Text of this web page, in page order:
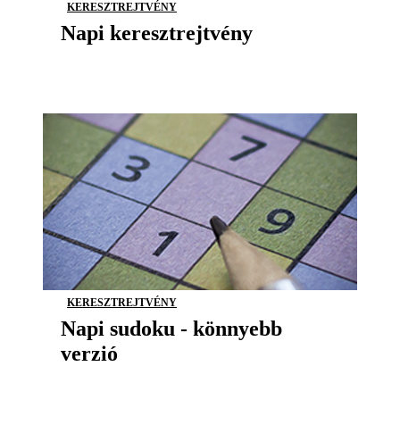
KERESZTREJTVÉNY
Napi keresztrejtvény
KERESZTREJTVÉNY
Napi sudoku - könnyebb
verzió